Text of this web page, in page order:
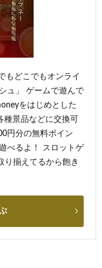
もどこでもオンライ
ュ」 ゲームで遊んで
をはじめとした
種景品などに交換可
円分の無料ポイン
べるよ！ スロットゲ
り揃えてるから飽き